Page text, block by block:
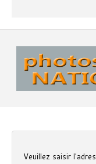
Veuillez saisir